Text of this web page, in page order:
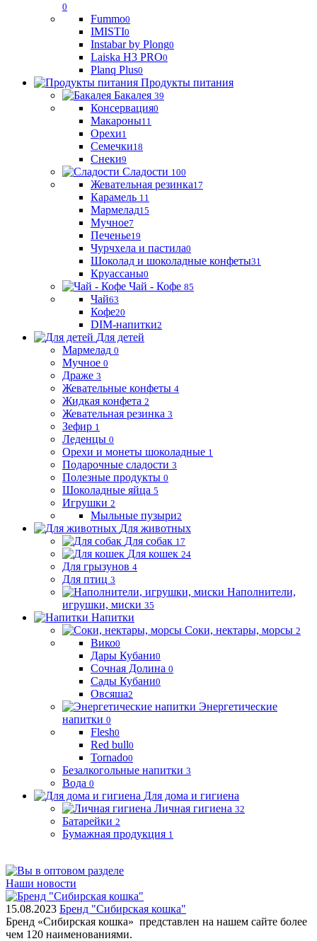
0
Fummo0
IMISTI0
Instabar by Plong0
Laiska H3 PRO0
Planq Plus0
Продукты питания
Бакалея 39
Консервация0
Макароны11
Орехи1
Семечки18
Снеки9
Сладости 100
Жевательная резинка17
Карамель 11
Мармелад15
Мучное7
Печенье19
Чурчхела и пастила0
Шоколад и шоколадные конфеты31
Круассаны0
Чай - Кофе 85
Чай63
Кофе20
DIM-напитки2
Для детей
Мармелад 0
Мучное 0
Драже 3
Жевательные конфеты 4
Жидкая конфета 2
Жевательная резинка 3
Зефир 1
Леденцы 0
Орехи и монеты шоколадные 1
Подарочные сладости 3
Полезные продукты 0
Шоколадные яйца 5
Игрушки 2
Мыльные пузыри2
Для животных
Для собак 17
Для кошек 24
Для грызунов 4
Для птиц 3
Наполнители,
игрушки, миски 35
Напитки
Соки, нектары, морсы 2
Вико0
Дары Кубани0
Сочная Долина 0
Сады Кубани0
Овсяша2
Энергетические
напитки 0
Flesh0
Red bull0
Tornado0
Безалкогольные напитки 3
Вода 0
Для дома и гигиена
Личная гигиена 32
Батарейки 2
Бумажная продукция 1
Наши новости
15.08.2023 Бренд "Сибирская кошка"
Бренд «Сибирская кошка» представлен на нашем сайте более
чем 120 наименованиями.